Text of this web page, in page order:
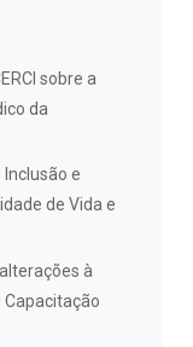
sobre a
da
Inclusão e
de Vida e
à